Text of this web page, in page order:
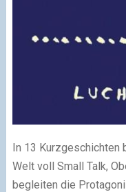
In 13 Kurzgeschichten
Welt voll Small Talk,
begleiten die